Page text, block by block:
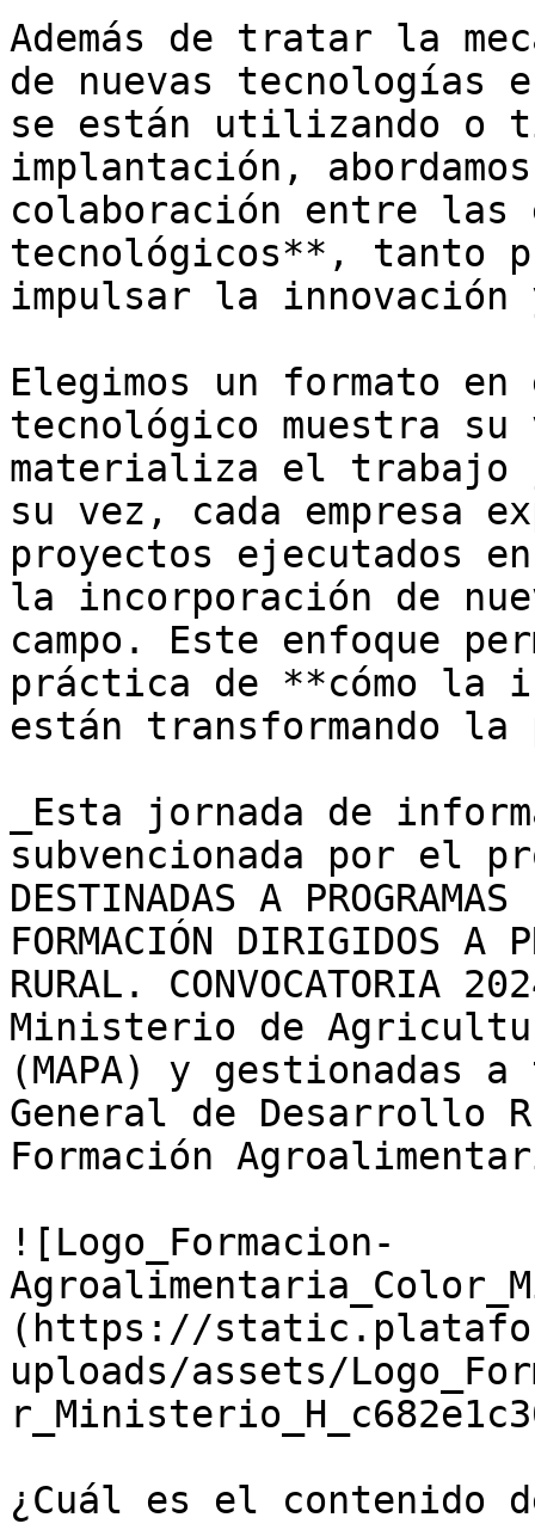
Además de tratar la
de nuevas tecnologías
se están utilizando o
implantación,
colaboración entre las
tecnológicos**, tanto
impulsar la
Elegimos un formato
tecnológico muestra
materializa el trabajo
su vez, cada empresa
proyectos ejecutados
la incorporación de
campo. Este enfoque
práctica de **cómo la
están transformando
_Esta jornada de
subvencionada por el
DESTINADAS A
FORMACIÓN DIRIGIDOS A
RURAL.
Ministerio de
(MAPA) y gestionadas
General de Desarrollo
Formación
![Logo_Formacion-
(https://
uploads/assets/
¿Cuál es el contenido